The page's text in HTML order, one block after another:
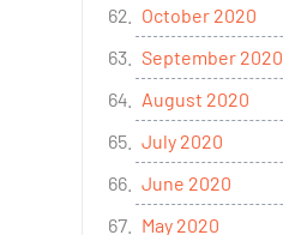
October 2020
September 2020
August 2020
July 2020
June 2020
May 2020